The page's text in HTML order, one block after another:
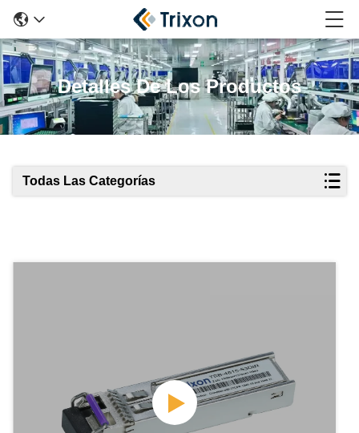
Detalles De Los Productos
Todas Las Categorías